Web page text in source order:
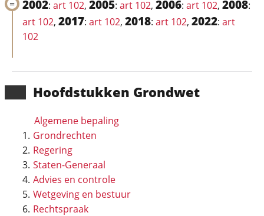
Hoofd­stukken Grondwet
Algemene bepaling
Grondrechten
Regering
Staten-Generaal
Advies en controle
Wetgeving en bestuur
Rechtspraak
2002: art 102, 2005: art 102, 2006: art 102, 2008:
art 102, 2017: art 102, 2018: art 102, 2022: art
102